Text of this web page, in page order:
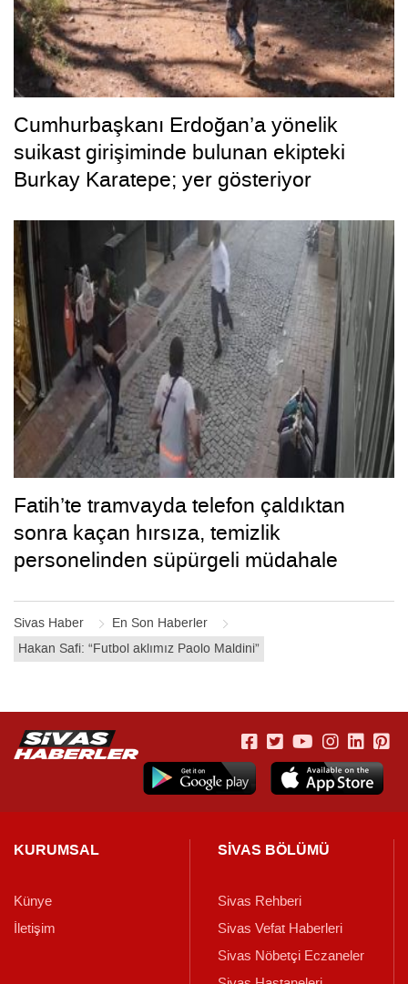
Sivas Haber
En Son Haberler
Hakan Safi: “Futbol aklımız Paolo Maldini”
Cumhurbaşkanı Erdoğan’a yönelik
suikast girişiminde bulunan ekipteki
Burkay Karatepe; yer gösteriyor
Fatih’te tramvayda telefon çaldıktan
sonra kaçan hırsıza, temizlik
personelinden süpürgeli müdahale
KURUMSAL
Künye
İletişim
SİVAS BÖLÜMÜ
Sivas Rehberi
Sivas Vefat Haberleri
Sivas Nöbetçi Eczaneler